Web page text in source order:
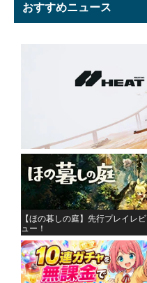
おすすめニュース
【ほの暮しの庭】先行プレイレビ
ュー！